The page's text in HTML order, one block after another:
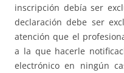
inscripción debía ser
declaración debe ser
atención que el
a la que hacerle
electrónico en ningún